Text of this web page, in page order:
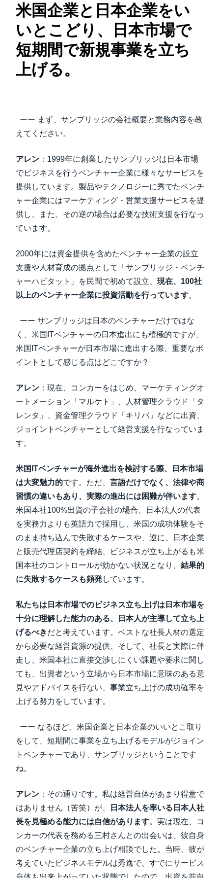
米国企業と日本企業をい
いとこどり、日本市場で
短期間で新規事業を立ち
上げる。
ーー まず、サンブリッジの会社概要と業務内容を教
えてください。
アレン ：1999年に創業したサンブリッジは日本市場
でビジネスを行うベンチャー企業に様々なサービスを
提供しています。製品やテクノロジーに秀でたベンチ
ャー企業にはマーケティング・営業支援サービスを提
供し、また、その逆の場合は必要な技術支援を行なっ
ています。
2000年には資金提供を含めたベンチャー企業の設立
支援や人材育成の拠点として「サンブリッジ・ベンチ
ャーハビタット」を民間で初めて設立、 現在、100社
以上のベンチャー企業に投資活動を行っています。
ーー サンブリッジは日本のベンチャーだけではな
く、米国ITベンチャーの日本進出にも積極的ですが、
米国ITベンチャーが日本市場に進出する際、重要なポ
イントとして感じる点はどこですか？
アレン ：現在、コンカーをはじめ、マーケティングオ
ートメーション「マルケト」、人材管理クラウド「タ
レンタ」、資金管理クラウド「キリバ」などに出資、
ジョイントベンチャーとして経営支援を行なっていま
す。
米国ITベンチャーが海外進出を検討する際、日本市場
は大変魅力的です。ただ、 言語だけでなく、法律や商
習慣の違いもあり、実際の進出には困難が伴います。
米国本社100%出資の子会社の場合、日本法人の代表
を実務力よりも英語力で採用し、米国の成功体験をそ
のまま持ち込んで失敗するケースや、逆に、日本企業
と販売代理店契約を締結、ビジネスが立ち上がるも米
国本社のコントロールが効かない状況となり、 結果的
に失敗するケースも頻発しています。
私たちは日本市場でのビジネス立ち上げは日本市場を
十分に理解した能力のある、日本人が主導して立ち上
げるべきだと考えています。ベストな社長人材の選定
から必要な経営資源の提供、そして、社長と実際に伴
走し、米国本社に直接交渉しにくい課題や要求に関し
ても、出資者という立場から日本市場に意味のある意
見やアドバイスを行ない、事業立ち上げの成功確率を
上げる努力をしています。
ーー なるほど、米国企業と日本企業のいいとこ取り
をして、短期間に事業を立ち上げるモデルがジョイン
トベンチャーであり、サンブリッジということです
ね。
アレン ：その通りです。私は経営自体があまり得意で
はありません（苦笑）が、
日本法人を率いる日本人社
長を見極める能力には自信があります。実は現在、コ
ンカーの代表を務める三村さんとの出会いは、彼自身
のベンチャー企業の立ち上げ相談でした。当時、彼が
考えていたビジネスモデルは秀逸で、すでにサービス